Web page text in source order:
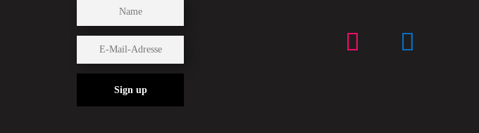
Sign up